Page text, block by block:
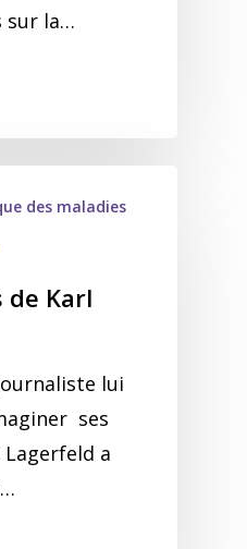
sur la…
des maladies
de Karl
lui
ses
a